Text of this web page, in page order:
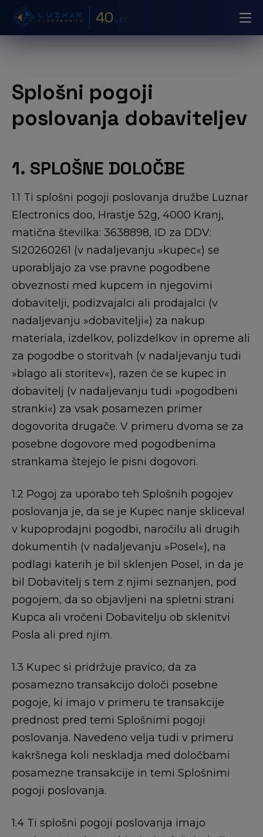
40 LET
Splošni pogoji
poslovanja dobaviteljev
1. SPLOŠNE DOLOČBE
1.1 Ti splošni pogoji poslovanja družbe Luznar
Electronics doo, Hrastje 52g, 4000 Kranj,
matična številka: 3638898, ID za DDV:
SI20260261 (v nadaljevanju »kupec«) se
uporabljajo za vse pravne pogodbene
obveznosti med kupcem in njegovimi
dobavitelji, podizvajalci ali prodajalci (v
nadaljevanju »dobavitelji«) za nakup
materiala, izdelkov, polizdelkov in opreme ali
za pogodbe o storitvah (v nadaljevanju tudi
»blago ali storitev«), razen če se kupec in
dobavitelj (v nadaljevanju tudi »pogodbeni
stranki«) za vsak posamezen primer
dogovorita drugače. V primeru dvoma se za
posebne dogovore med pogodbenima
strankama štejejo le pisni dogovori.
1.2 Pogoj za uporabo teh Splošnih pogojev
poslovanja je, da se je Kupec nanje skliceval
v kupoprodajni pogodbi, naročilu ali drugih
dokumentih (v nadaljevanju »Posel«), na
podlagi katerih je bil sklenjen Posel, in da je
bil Dobavitelj s tem z njimi seznanjen, pod
pogojem, da so objavljeni na spletni strani
Kupca ali vročeni Dobavitelju ob sklenitvi
Posla ali pred njim.
1.3 Kupec si pridržuje pravico, da za
posamezno transakcijo določi posebne
pogoje, ki imajo v primeru te transakcije
prednost pred temi Splošnimi pogoji
poslovanja. Navedeno velja tudi v primeru
kakršnega koli neskladja med določbami
posamezne transakcije in temi Splošnimi
pogoji poslovanja.
1.4 Ti splošni pogoji poslovanja imajo